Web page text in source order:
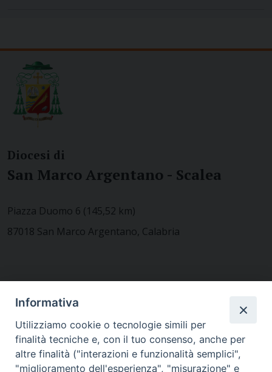
Diocesi di
San Marco Argentano - Scalea
Piazza Duomo 6 (145,52 km)
87018 San Marco Argentano, Calabria
MODULISTICA
Informativa
Utilizziamo cookie o tecnologie simili per
finalità tecniche e, con il tuo consenso, anche per
altre finalità ("interazioni e funzionalità semplici",
"miglioramento dell'esperienza", "misurazione" e